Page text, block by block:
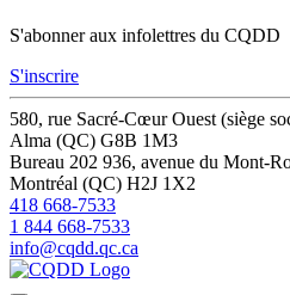
S'abonner aux infolettres du CQDD
S'inscrire
580, rue Sacré-Cœur Ouest (siège
Alma (QC) G8B 1M3
Bureau 202 936, avenue du Mont-
Montréal (QC) H2J 1X2
418 668-7533
1 844 668-7533
info@cqdd.qc.ca